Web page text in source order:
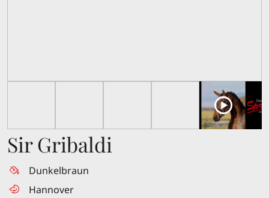
Sir Gribaldi
Dunkelbraun
Hannover